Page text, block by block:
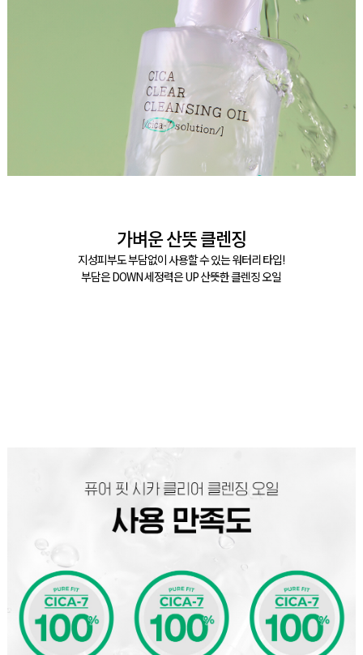
가벼운 산뜻 클렌징
지성피부도 부담없이 사용할 수 있는 워터리 타입!
부담은 DOWN 세정력은 UP 산뜻한 클렌징 오일